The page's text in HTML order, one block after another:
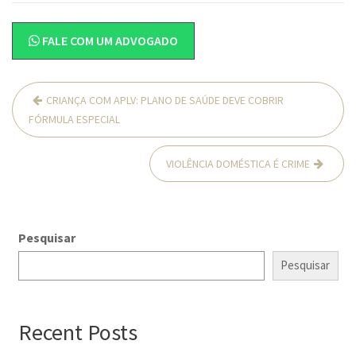
FALE COM UM ADVOGADO
Navegação
de
Post
CRIANÇA COM APLV: PLANO DE SAÚDE DEVE COBRIR
FÓRMULA ESPECIAL
VIOLÊNCIA DOMÉSTICA É CRIME
Pesquisar
Pesquisar
Recent Posts